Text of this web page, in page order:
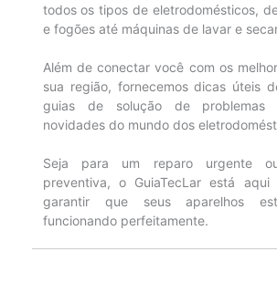
todos os tipos de eletrodomésticos,
e fogões até máquinas de lavar e
Além de conectar você com os
sua região, fornecemos dicas úteis
guias de solução de
novidades do mundo dos
Seja para um reparo urgente
preventiva, o GuiaTecLar está
garantir que seus aparelhos
funcionando perfeitamente.